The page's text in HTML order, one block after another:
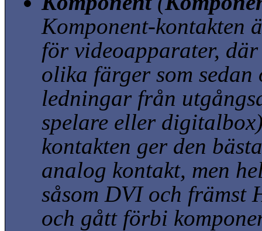
Komponent-kontakten
för videoapparater,
olika färger som
ledningar från
spelare eller
kontakten ger den
analog kontakt, men
såsom DVI och
och gått förbi